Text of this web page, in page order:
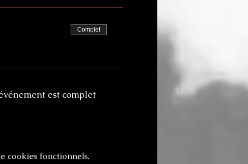
Complet
est complet
cookies fonctionnels.